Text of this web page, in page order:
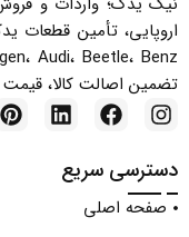
تضمین اصالت کالا،
دسترسی سریع
صفحه اصلی